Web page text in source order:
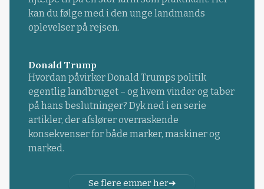
kan du følge med i den unge landmands
oplevelser på rejsen.
Donald Trump
Hvordan påvirker Donald Trumps politik
egentlig landbruget – og hvem vinder og taber
på hans beslutninger? Dyk ned i en serie
artikler, der afslører overraskende
konsekvenser for både marker, maskiner og
marked.
Se flere emner her